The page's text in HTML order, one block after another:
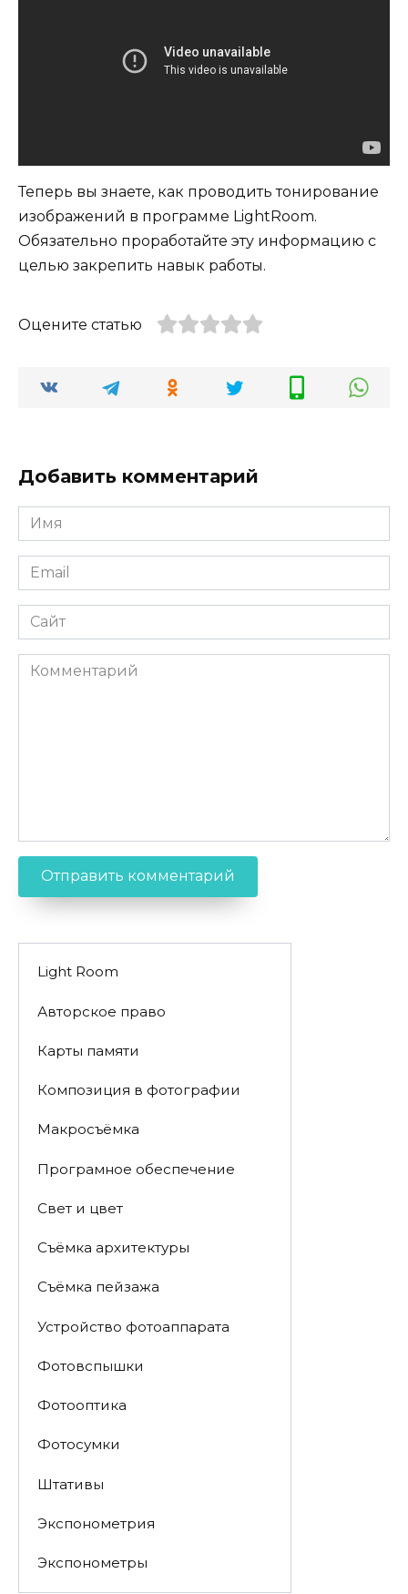
Теперь вы знаете, как проводить тонирование
изображений в программе LightRoom.
Обязательно проработайте эту информацию с
целью закрепить навык работы.
Оцените статью
Добавить комментарий
Имя
Email
Сайт
Комментарий
Light Room
Авторское право
Карты памяти
Композиция в фотографии
Макросъёмка
Програмное обеспечение
Свет и цвет
Съёмка архитектуры
Съёмка пейзажа
Устройство фотоаппарата
Фотовспышки
Фотооптика
Фотосумки
Штативы
Экспонометрия
Экспонометры